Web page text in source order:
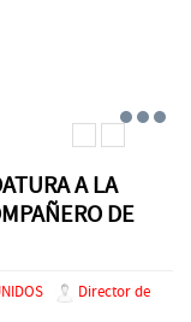
A LA
DE
Director de